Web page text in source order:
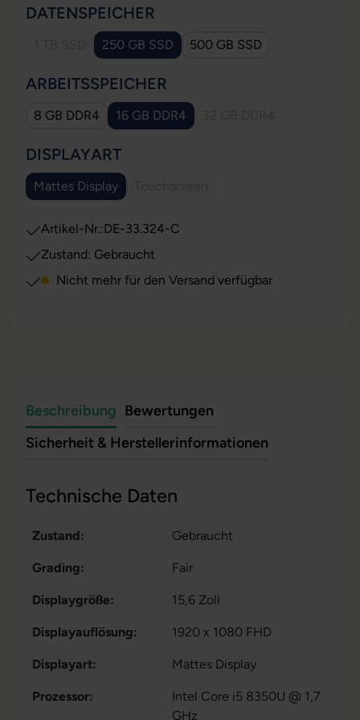
DATENSPEICHER
(Diese Option ist zurzeit nicht verfügbar.)
250 GB SSD
(Diese Option ist zurzeit nicht verfügbar.)
500 GB SSD
ARBEITSSPEICHER
8 GB DDR4 16 GB DDR4
(Diese Option ist zurzeit nicht verfügbar.)
DISPLAYARTAUSWÄHLEN
Mattes Display
(Diese Option ist zurzeit nicht verfügbar.)
Artikel-Nr.:DE-33.324-C
Zustand: Gebraucht
Nicht mehr für den Versand verfügbar
Beschreibung Bewertungen
Sicherheit & Herstellerinformationen
Technische Daten
Zustand: Gebraucht
Grading: Fair
Displaygröße: 15,6 Zoll
Displayauflösung: 1920 x 1080 FHD
Displayart: Mattes Display
Prozessor:
Intel Core i5 8350U @ 1,7
GHz